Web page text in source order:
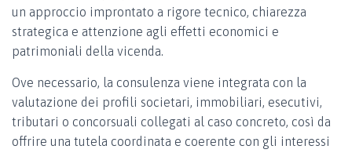
un approccio improntato a rigore tecnico, chiarezza
strategica e attenzione agli effetti economici e
patrimoniali della vicenda.
Ove necessario, la consulenza viene integrata con la
valutazione dei profili societari, immobiliari, esecutivi,
tributari o concorsuali collegati al caso concreto, così da
offrire una tutela coordinata e coerente con gli interessi